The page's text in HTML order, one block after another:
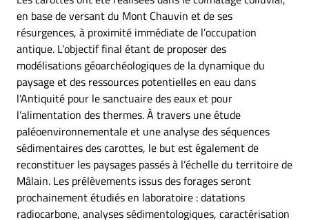
en base de versant du Mont Chauvin et de ses
résurgences, à proximité immédiate de l’occupation
antique. L’objectif final étant de proposer des
modélisations géoarchéologiques de la dynamique du
paysage et des ressources potentielles en eau dans
l’Antiquité pour le sanctuaire des eaux et pour
l’alimentation des thermes. À travers une étude
paléoenvironnementale et une analyse des séquences
sédimentaires des carottes, le but est également de
reconstituer les paysages passés à l’échelle du territoire de
Mâlain. Les prélèvements issus des forages seront
prochainement étudiés en laboratoire : datations
radiocarbone, analyses sédimentologiques, caractérisation